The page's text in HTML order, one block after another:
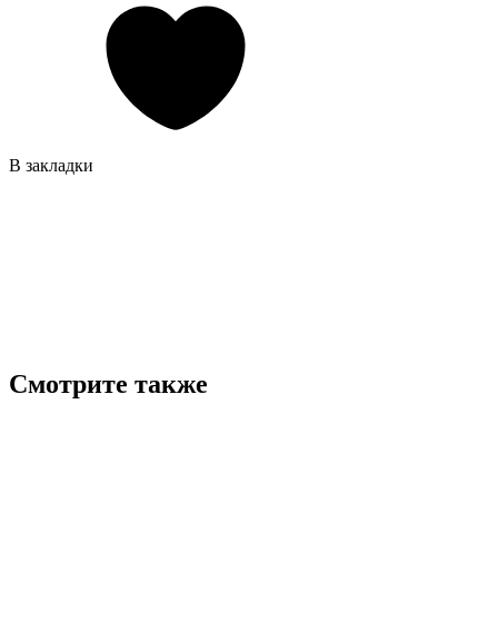
В закладки
Смотрите также